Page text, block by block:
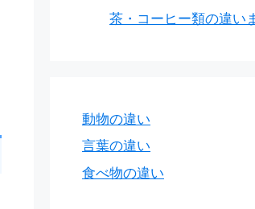
茶・コーヒー類の違い
動物の違い
言葉の違い
食べ物の違い